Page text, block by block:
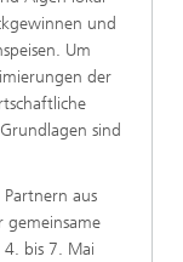
und
Um
der
sind
aus
4. bis 7. Mai